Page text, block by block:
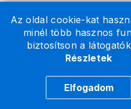
Az oldal cookie-kat
minél több hasznos
biztosítson a
Részletek
Elfogadom
A honlapon szereplő
formában szabadon
2026 © A Nemzeti Adó- és
jogvédelem alatt állnak.